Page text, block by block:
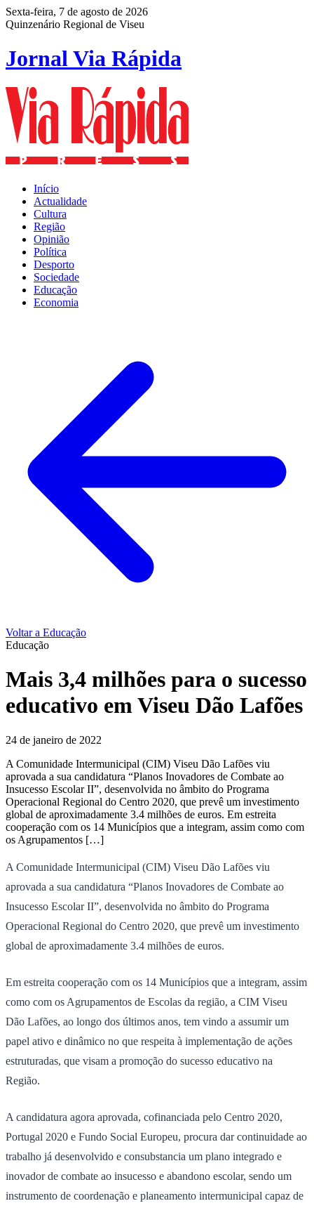
Sexta-feira, 7 de agosto de 2026
Quinzenário Regional de Viseu
Jornal Via Rápida
Início
Actualidade
Cultura
Região
Opinião
Política
Desporto
Sociedade
Educação
Economia
Voltar a Educação
Educação
Mais 3,4 milhões para o sucesso
educativo em Viseu Dão Lafões
24 de janeiro de 2022
A Comunidade Intermunicipal (CIM) Viseu Dão Lafões viu
aprovada a sua candidatura “Planos Inovadores de Combate ao
Insucesso Escolar II”, desenvolvida no âmbito do Programa
Operacional Regional do Centro 2020, que prevê um investimento
global de aproximadamente 3.4 milhões de euros. Em estreita
cooperação com os 14 Municípios que a integram, assim como com
os Agrupamentos […]
A Comunidade Intermunicipal (CIM) Viseu Dão Lafões viu
aprovada a sua candidatura “Planos Inovadores de Combate ao
Insucesso Escolar II”, desenvolvida no âmbito do Programa
Operacional Regional do Centro 2020, que prevê um investimento
global de aproximadamente 3.4 milhões de euros.
Em estreita cooperação com os 14 Municípios que a integram, assim
como com os Agrupamentos de Escolas da região, a CIM Viseu
Dão Lafões, ao longo dos últimos anos, tem vindo a assumir um
papel ativo e dinâmico no que respeita à implementação de ações
estruturadas, que visam a promoção do sucesso educativo na
Região.
A candidatura agora aprovada, cofinanciada pelo Centro 2020,
Portugal 2020 e Fundo Social Europeu, procura dar continuidade ao
trabalho já desenvolvido e consubstancia um plano integrado e
inovador de combate ao insucesso e abandono escolar, sendo um
instrumento de coordenação e planeamento intermunicipal capaz de